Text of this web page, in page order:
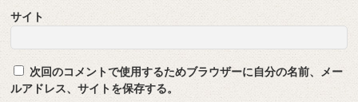
サイト
次回のコメントで使用するためブラウザーに自分の名前、メー
ルアドレス、サイトを保存する。